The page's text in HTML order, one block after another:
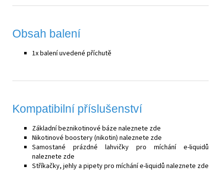
Obsah balení
1x balení uvedené příchutě
Kompatibilní příslušenství
Základní beznikotinové báze naleznete zde
Nikotinové boostery (nikotin) naleznete zde
Samostané prázdné lahvičky pro míchání e-liquidů
naleznete zde
Stříkačky, jehly a pipety pro míchání e-liquidů naleznete zde